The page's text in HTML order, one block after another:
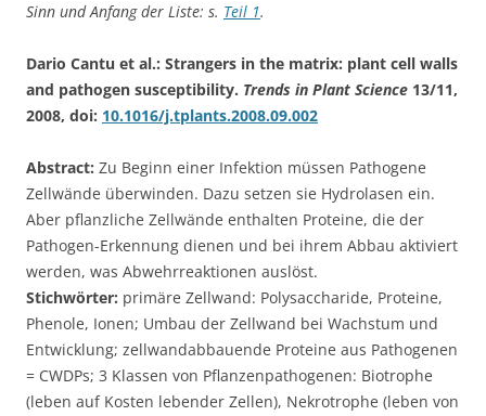
Sinn und Anfang der Liste: s. Teil 1.
Dario Cantu et al.: Strangers in the matrix: plant cell walls
and pathogen susceptibility. Trends in Plant Science 13/11,
2008, doi: 10.1016/j.tplants.2008.09.002
Abstract: Zu Beginn einer Infektion müssen Pathogene
Zellwände überwinden. Dazu setzen sie Hydrolasen ein.
Aber pflanzliche Zellwände enthalten Proteine, die der
Pathogen-Erkennung dienen und bei ihrem Abbau aktiviert
werden, was Abwehrreaktionen auslöst.
Stichwörter: primäre Zellwand: Polysaccharide, Proteine,
Phenole, Ionen; Umbau der Zellwand bei Wachstum und
Entwicklung; zellwandabbauende Proteine aus Pathogenen
= CWDPs; 3 Klassen von Pflanzenpathogenen: Biotrophe
(leben auf Kosten lebender Zellen), Nekrotrophe (leben von